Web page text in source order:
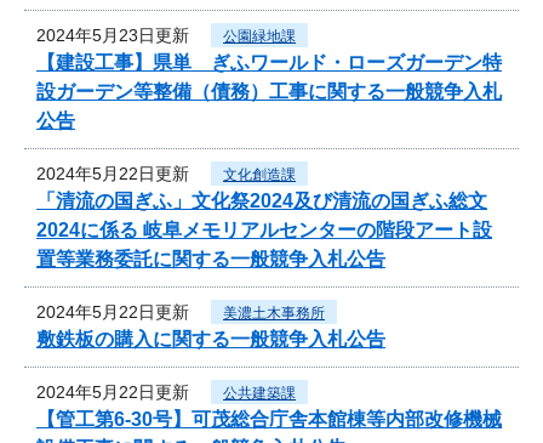
2024年5月23日更新 公園緑地課
【建設工事】県単 ぎふワールド・ローズガーデン特
設ガーデン等整備（債務）工事に関する一般競争入札
公告
2024年5月22日更新 文化創造課
「清流の国ぎふ」文化祭2024及び清流の国ぎふ総文
2024に係る 岐阜メモリアルセンターの階段アート設
置等業務委託に関する一般競争入札公告
2024年5月22日更新 美濃土木事務所
敷鉄板の購入に関する一般競争入札公告
2024年5月22日更新 公共建築課
【管工第6-30号】可茂総合庁舎本館棟等内部改修機械